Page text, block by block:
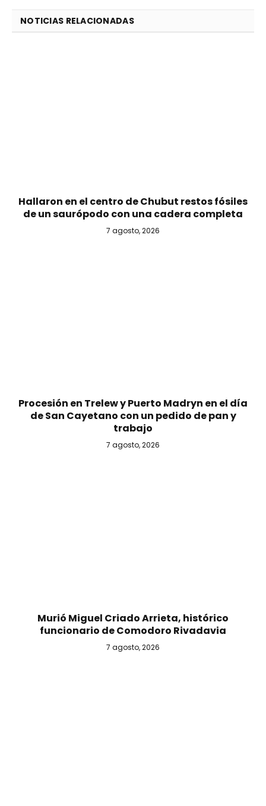
NOTICIAS RELACIONADAS
Hallaron en el centro de Chubut restos fósiles
de un saurópodo con una cadera completa
7 agosto, 2026
Procesión en Trelew y Puerto Madryn en el día
de San Cayetano con un pedido de pan y
trabajo
7 agosto, 2026
Murió Miguel Criado Arrieta, histórico
funcionario de Comodoro Rivadavia
7 agosto, 2026